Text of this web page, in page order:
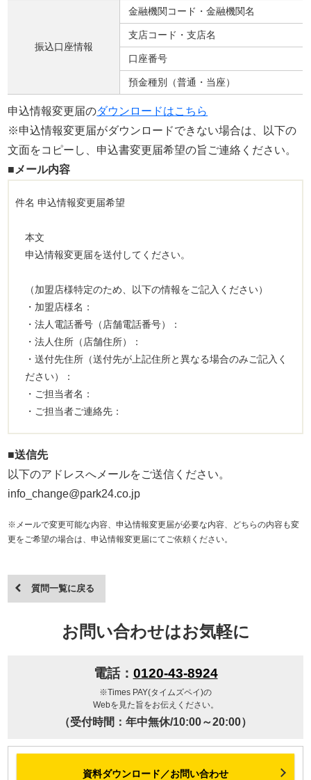
振込口座情報​
金融機関コード・金融機関名​
支店コード・支店名
口座番号
預金種別（普通・当座）
申込情報変更届のダウンロードはこちら
※申込情報変更届がダウンロードできない場合は、以下の
文面をコピーし、申込書変更届希望の旨ご連絡ください。
■メール内容
件名 申込情報変更届希望
本文
申込情報変更届を送付してください。
（加盟店様特定のため、以下の情報をご記入ください）
・加盟店様名：
・法人電話番号（店舗電話番号）：
・法人住所（店舗住所）：
・送付先住所（送付先が上記住所と異なる場合のみご記入く
ださい）：
・ご担当者名：
・ご担当者ご連絡先：
■送信先
以下のアドレスへメールをご送信ください。
info_change@park24.co.jp
※メールで変更可能な内容、申込情報変更届が必要な内容、どちらの内容も変
更をご希望の場合は、申込情報変更届にてご依頼ください。
質問一覧に戻る
お問い合わせはお気軽に
電話： 0120-43-8924
※Times PAY(タイムズペイ)の
Webを見た旨をお伝えください。
（受付時間：年中無休/10:00～20:00）
資料ダウンロード／お問い合わせ